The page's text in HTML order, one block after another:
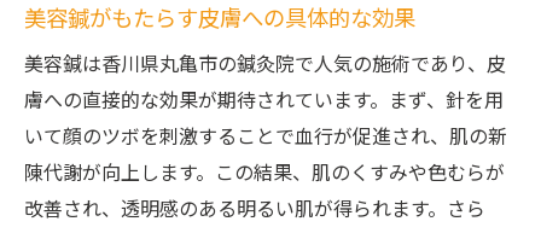
内面の美しさを引き出すための美容鍼施術
プロセス
美容鍼で自身の美しさを再発見する方法
鍼灸院の専門技術で感じる美容鍼のリラクゼー
ション効果
美容鍼がもたらす皮膚への具体的な効果
美容鍼は香川県丸亀市の鍼灸院で人気の施術であり、皮
膚への直接的な効果が期待されています。まず、針を用
いて顔のツボを刺激することで血行が促進され、肌の新
陳代謝が向上します。この結果、肌のくすみや色むらが
改善され、透明感のある明るい肌が得られます。さら